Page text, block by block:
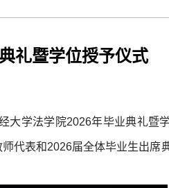
礼暨学位授予仪式
大学法学院2026年毕业典礼暨
代表和2026届全体毕业生出席